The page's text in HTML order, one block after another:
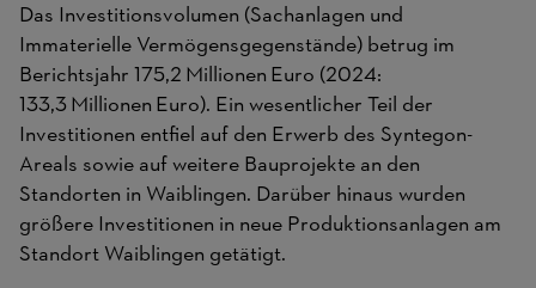
Das Investitionsvolumen (Sachanlagen und
Immaterielle Vermögensgegenstände) betrug im
Berichtsjahr 175,2 Millionen Euro (2024:
133,3 Millionen Euro). Ein wesentlicher Teil der
Investitionen entfiel auf den Erwerb des Syntegon-
Areals sowie auf weitere Bauprojekte an den
Standorten in Waiblingen. Darüber hinaus wurden
größere Investitionen in neue Produktionsanlagen am
Standort Waiblingen getätigt.